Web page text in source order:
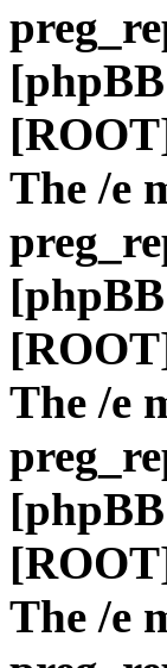
The /e
The /e
The /e